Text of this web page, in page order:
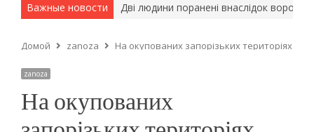
Важные новости
армейские методы. Дві людини поранені внаслідок ворожих
Домой zanoza На окупованих запорізьких територіях
zanoza
На окупованих